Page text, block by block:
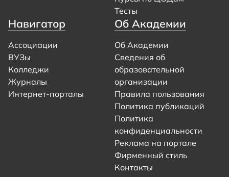
Тесты
Навигатор
Ассоциации
ВУЗы
Колледжи
Журналы
Интернет-порталы
Об Академии
Об Академии
Сведения об
образовательной
организации
Правила пользования
Политика публикаций
Политика
конфиденциальности
Реклама на портале
Фирменный стиль
Контакты